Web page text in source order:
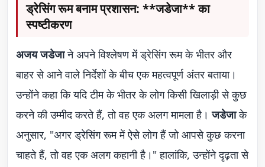
ड्रेसिंग रूम बनाम प्रशासन: **जडेजा** का
स्पष्टीकरण
अजय जडेजाने अपने विश्लेषण में ड्रेसिंग रूम के भीतर और
बाहर से आने वाले निर्देशों के बीच एक महत्वपूर्ण अंतर बताया।
उन्होंने कहा कि यदि टीम के भीतर के लोग किसी खिलाड़ी से कुछ
करने की उम्मीद करते हैं, तो वह एक अलग मामला है।जडेजाके
अनुसार, "अगर ड्रेसिंग रूम में ऐसे लोग हैं जो आपसे कुछ करना
चाहते हैं, तो वह एक अलग कहानी है।" हालांकि, उन्होंने दृढ़ता से